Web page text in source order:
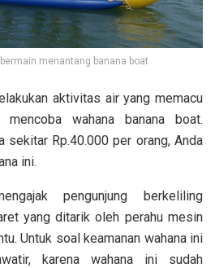
menantang banana boat
aktivitas air yang memacu
wahana banana boat.
sekitar Rp.40.000 per orang, Anda
ini.
pengunjung berkeliling
yang ditarik oleh perahu mesin
Untuk soal keamanan wahana ini
karena wahana ini sudah